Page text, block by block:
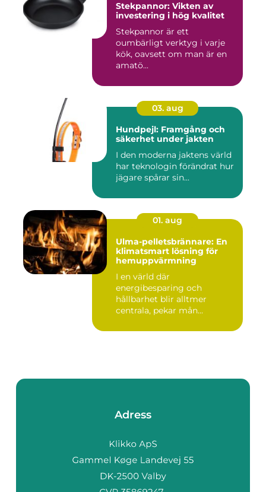
Stekpannor: Vikten av
investering i hög kvalitet
Stekpannor är ett
oumbärligt verktyg i varje
kök, oavsett om man är en
amatö...
03. aug
Hundpejl: Framgång och
säkerhet under jakten
I den moderna jaktens värld
har teknologin förändrat hur
jägare spårar sin...
01. aug
Ulma-pelletsbrännare: En
klimatsmart lösning för
hemuppvärmning
I en värld där
energibesparing och
hållbarhet blir alltmer
centrala, pekar mån...
Adress